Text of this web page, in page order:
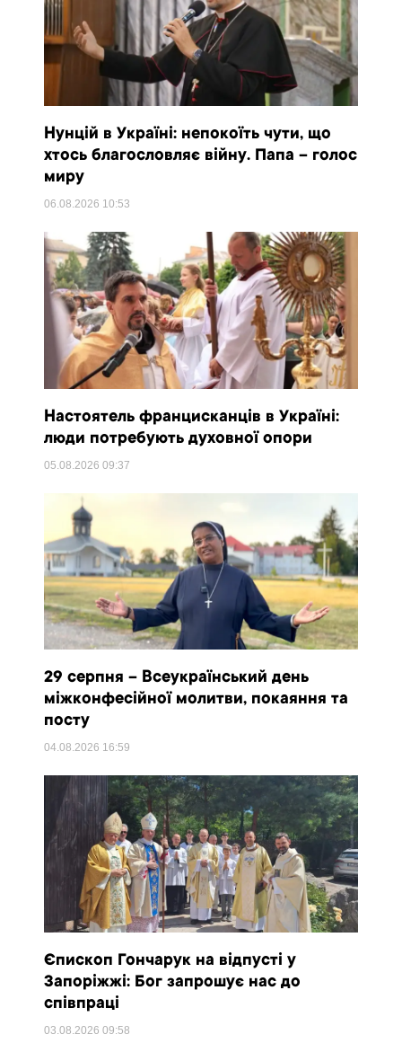
Нунцій в Україні: непокоїть чути, що
хтось благословляє війну. Папа – голос
миру
06.08.2026 10:53
Настоятель францисканців в Україні:
люди потребують духовної опори
05.08.202609:37
29 серпня – Всеукраїнський день
міжконфесійної молитви, покаяння та
посту
04.08.2026 16:59
Єпископ Гончарук на відпусті у
Запоріжжі: Бог запрошує нас до
співпраці
03.08.202609:58